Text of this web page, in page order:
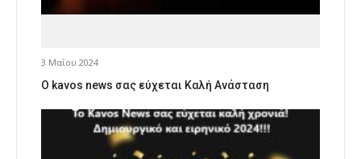
3 Μαΐου 2024
Ο kavos news σας εύχεται Καλή Ανάσταση